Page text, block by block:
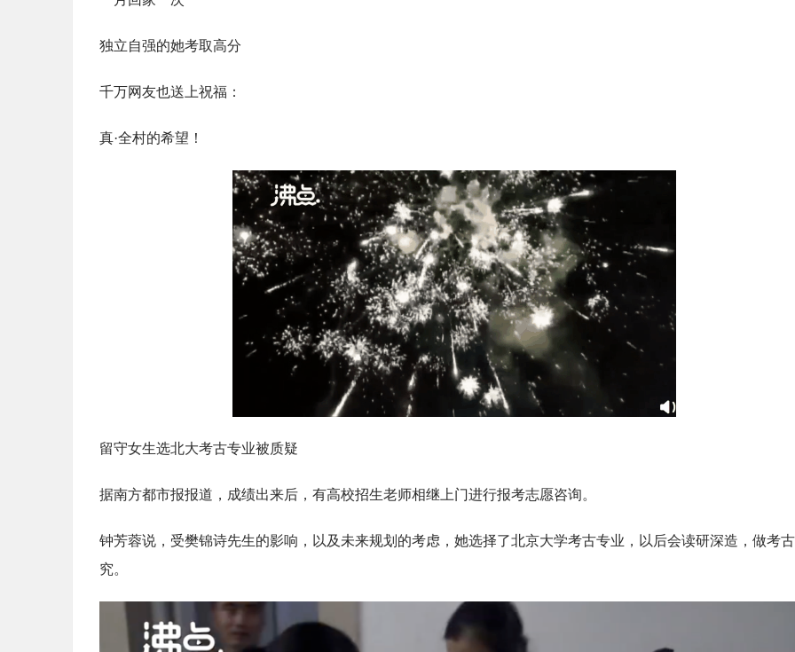
独立自强的她考取高分
千万网友也送上祝福：
真·全村的希望！
留守女生选北大考古专业被质疑
据南方都市报报道，成绩出来后，有高校招生老师相继上门进行报考志愿咨询。
钟芳蓉说，受樊锦诗先生的影响，以及未来规划的考虑，她选择了北京大学考古专业，以后会读研深造，做考
究。